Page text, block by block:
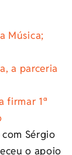
Música;
a parceria
firmar 1ª
Sérgio
o apoio